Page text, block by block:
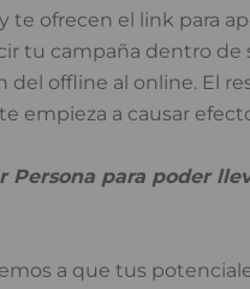
te ofrecen el link para
tu campaña dentro de
del offline al online. El
empieza a causar
para poder
a que tus